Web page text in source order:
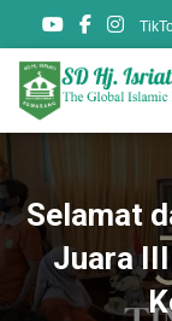
Selamat
Juara